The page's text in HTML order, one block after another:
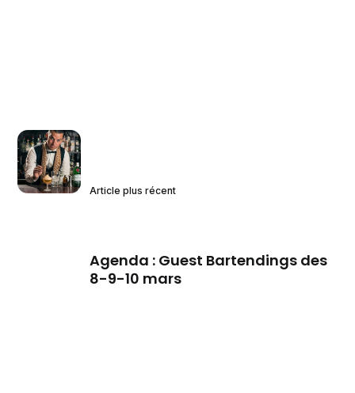
Article plus récent
Agenda : Guest Bartendings des
8-9-10 mars